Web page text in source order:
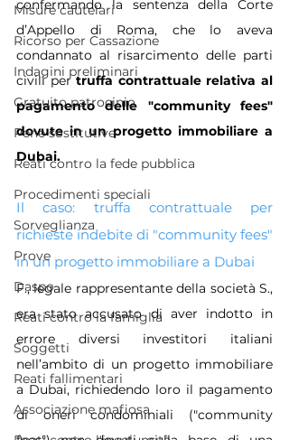
Misure cautelari
Ricorso per Cassazione
Indagini preliminari
Gratuito patrocinio
Pene sostitutive
Reati contro la fede pubblica
Procedimenti speciali
Sorveglianza
Prove
Daspo
Reati contro la famiglia
Soggetti
Reati fallimentari
Associazione mafiosa
confermando la sentenza della Corte
d’Appello di Roma, che lo aveva
condannato al risarcimento delle parti
civili per truffa contrattuale relativa al
pagamento delle "community fees"
dovute in un progetto immobiliare a
Dubai.
Il caso: truffa contrattuale per
richieste indebite di "community fees"
in un progetto immobiliare a Dubai
F., legale rappresentante della società S.,
era stato accusato di aver indotto in
errore diversi investitori italiani
nell’ambito di un progetto immobiliare
a Dubai, richiedendo loro il pagamento
di oneri condominiali ("community